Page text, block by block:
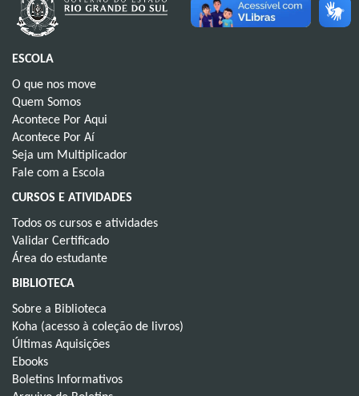
ESCOLA
O que nos move
Quem Somos
Acontece Por Aqui
Acontece Por Aí
Seja um Multiplicador
Fale com a Escola
CURSOS E ATIVIDADES
Todos os cursos e atividades
Validar Certificado
Área do estudante
BIBLIOTECA
Sobre a Biblioteca
Koha (acesso à coleção de livros)
Últimas Aquisições
Ebooks
Boletins Informativos